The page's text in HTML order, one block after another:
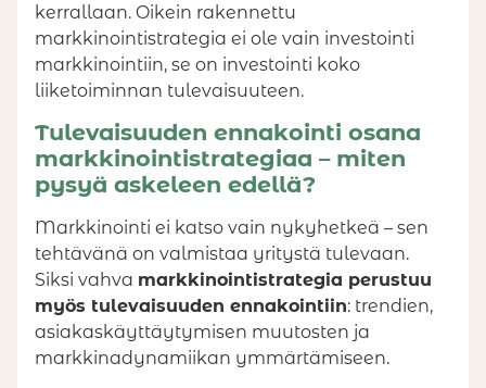
kerrallaan. Oikein rakennettu
markkinointistrategia ei ole vain investointi
markkinointiin, se on investointi koko
liiketoiminnan tulevaisuuteen.
Tulevaisuuden ennakointi osana
markkinointistrategiaa – miten
pysyä askeleen edellä?
Markkinointi ei katso vain nykyhetkeä – sen
tehtävänä on valmistaa yritystä tulevaan.
Siksi vahva markkinointistrategia perustuu
myös tulevaisuuden ennakointiin: trendien,
asiakaskäyttäytymisen muutosten ja
markkinadynamiikan ymmärtämiseen.